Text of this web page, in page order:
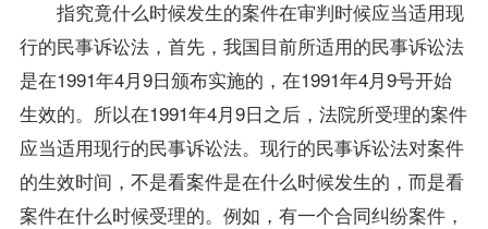
指究竟什么时候发生的案件在审判时候应当适用现
行的民事诉讼法，首先，我国目前所适用的民事诉讼法
是在1991年4月9日颁布实施的，在1991年4月9号开始
生效的。所以在1991年4月9日之后，法院所受理的案件
应当适用现行的民事诉讼法。现行的民事诉讼法对案件
的生效时间，不是看案件是在什么时候发生的，而是看
案件在什么时候受理的。例如，有一个合同纠纷案件，